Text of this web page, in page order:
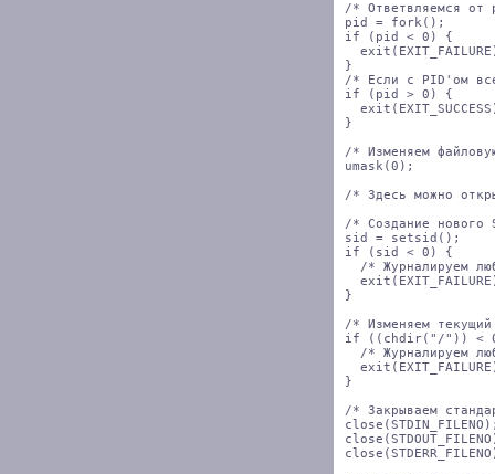
/* Ответвляемся от
pid = fork();
if (pid < 0) {
}
/* Если с PID'ом
if (pid > 0) {
}
/* Изменяем
umask(0);
/* Здесь можно
/* Создание нового
sid = setsid();
if (sid < 0) {
/* Журналируем
}
/* Изменяем
if ((chdir("/")) <
/* Журналируем
}
/* Закрываем